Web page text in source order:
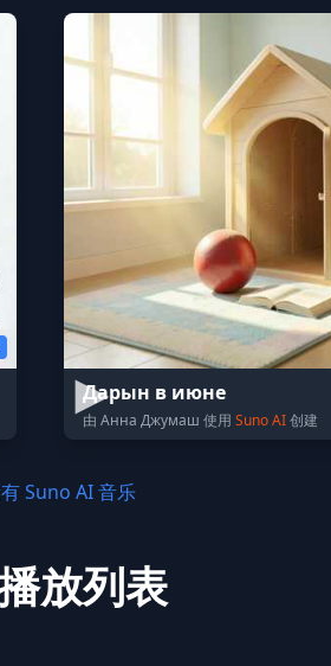
Дарын в июне
由 Анна Джумаш 使用 Suno AI创建
Suno AI 音乐
放列表